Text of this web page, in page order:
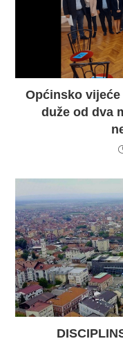
Općinsko
duže od dva